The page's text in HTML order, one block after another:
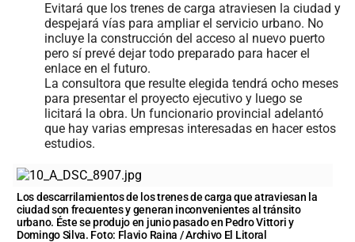
Evitará que los trenes de carga atraviesen la ciudad y
despejará vías para ampliar el servicio urbano. No
incluye la construcción del acceso al nuevo puerto
pero sí prevé dejar todo preparado para hacer el
enlace en el futuro.
La consultora que resulte elegida tendrá ocho meses
para presentar el proyecto ejecutivo y luego se
licitará la obra. Un funcionario provincial adelantó
que hay varias empresas interesadas en hacer estos
estudios.
Los descarrilamientos de los trenes de carga que atraviesan la
ciudad son frecuentes y generan inconvenientes al tránsito
urbano. Éste se produjo en junio pasado en Pedro Vittori y
Domingo Silva. Foto: Flavio Raina / Archivo El Litoral